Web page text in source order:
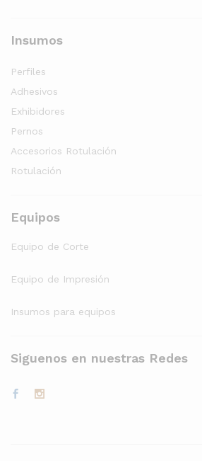
Insumos
Perfiles
Adhesivos
Exhibidores
Pernos
Accesorios Rotulación
Rotulación
Equipos
Equipo de Corte
Equipo de Impresión
Insumos para equipos
Siguenos en nuestras Redes